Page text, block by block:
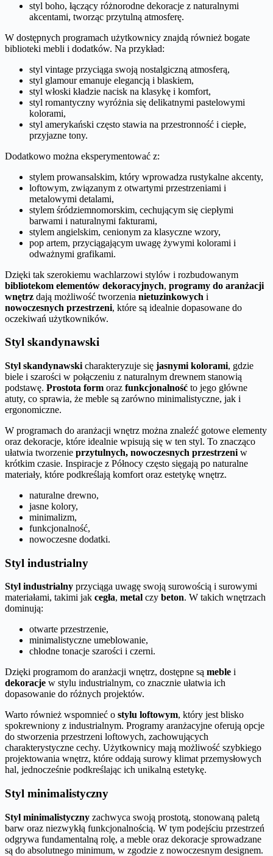
styl boho, łączący różnorodne dekoracje z naturalnymi
akcentami, tworząc przytulną atmosferę.
W dostępnych programach użytkownicy znajdą również bogate
biblioteki mebli i dodatków. Na przykład:
styl vintage przyciąga swoją nostalgiczną atmosferą,
styl glamour emanuje elegancją i blaskiem,
styl włoski kładzie nacisk na klasykę i komfort,
styl romantyczny wyróżnia się delikatnymi pastelowymi
kolorami,
styl amerykański często stawia na przestronność i ciepłe,
przyjazne tony.
Dodatkowo można eksperymentować z:
stylem prowansalskim, który wprowadza rustykalne akcenty,
loftowym, związanym z otwartymi przestrzeniami i
metalowymi detalami,
stylem śródziemnomorskim, cechującym się ciepłymi
barwami i naturalnymi fakturami,
stylem angielskim, cenionym za klasyczne wzory,
pop artem, przyciągającym uwagę żywymi kolorami i
odważnymi grafikami.
Dzięki tak szerokiemu wachlarzowi stylów i rozbudowanym
bibliotekom elementów dekoracyjnych, programy do aranżacji
wnętrz dają możliwość tworzenia nietuzinkowych i
nowoczesnych przestrzeni, które są idealnie dopasowane do
oczekiwań użytkowników.
Styl skandynawski
Styl skandynawski charakteryzuje się jasnymi kolorami, gdzie
biele i szarości w połączeniu z naturalnym drewnem stanowią
podstawę. Prostota form oraz funkcjonalność to jego główne
atuty, co sprawia, że meble są zarówno minimalistyczne, jak i
ergonomiczne.
W programach do aranżacji wnętrz można znaleźć gotowe elementy
oraz dekoracje, które idealnie wpisują się w ten styl. To znacząco
ułatwia tworzenie przytulnych, nowoczesnych przestrzeni w
krótkim czasie. Inspiracje z Północy często sięgają po naturalne
materiały, które podkreślają komfort oraz estetykę wnętrz.
naturalne drewno,
jasne kolory,
minimalizm,
funkcjonalność,
nowoczesne dodatki.
Styl industrialny
Styl industrialny przyciąga uwagę swoją surowością i surowymi
materiałami, takimi jak cegła, metal czy beton. W takich wnętrzach
dominują:
otwarte przestrzenie,
minimalistyczne umeblowanie,
chłodne tonacje szarości i czerni.
Dzięki programom do aranżacji wnętrz, dostępne są meble i
dekoracje w stylu industrialnym, co znacznie ułatwia ich
dopasowanie do różnych projektów.
Warto również wspomnieć o stylu loftowym, który jest blisko
spokrewniony z industrialnym. Programy aranżacyjne oferują opcje
do stworzenia przestrzeni loftowych, zachowujących
charakterystyczne cechy. Użytkownicy mają możliwość szybkiego
projektowania wnętrz, które oddają surowy klimat przemysłowych
hal, jednocześnie podkreślając ich unikalną estetykę.
Styl minimalistyczny
Styl minimalistyczny zachwyca swoją prostotą, stonowaną paletą
barw oraz niezwykłą funkcjonalnością. W tym podejściu przestrzeń
odgrywa fundamentalną rolę, a meble oraz dekoracje sprowadzane
są do absolutnego minimum, w zgodzie z nowoczesnym designem.